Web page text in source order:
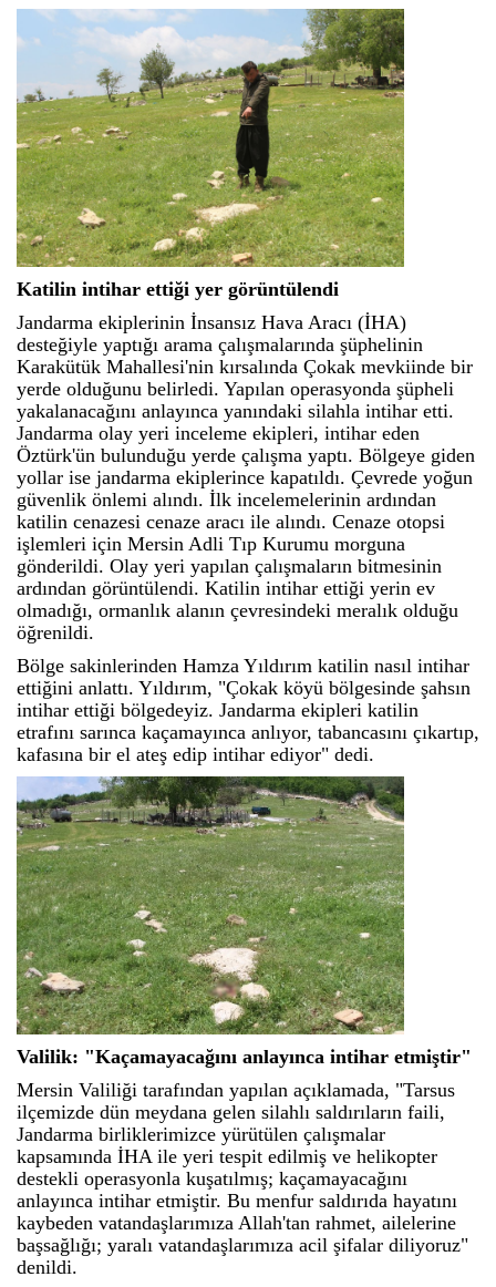
Katilin intihar ettiği yer görüntülendi
Jandarma ekiplerinin İnsansız Hava Aracı (İHA)
desteğiyle yaptığı arama çalışmalarında şüphelinin
Karakütük Mahallesi'nin kırsalında Çokak mevkiinde bir
yerde olduğunu belirledi. Yapılan operasyonda şüpheli
yakalanacağını anlayınca yanındaki silahla intihar etti.
Jandarma olay yeri inceleme ekipleri, intihar eden
Öztürk'ün bulunduğu yerde çalışma yaptı. Bölgeye giden
yollar ise jandarma ekiplerince kapatıldı. Çevrede yoğun
güvenlik önlemi alındı. İlk incelemelerinin ardından
katilin cenazesi cenaze aracı ile alındı. Cenaze otopsi
işlemleri için Mersin Adli Tıp Kurumu morguna
gönderildi. Olay yeri yapılan çalışmaların bitmesinin
ardından görüntülendi. Katilin intihar ettiği yerin ev
olmadığı, ormanlık alanın çevresindeki meralık olduğu
öğrenildi.
Bölge sakinlerinden Hamza Yıldırım katilin nasıl intihar
ettiğini anlattı. Yıldırım, "Çokak köyü bölgesinde şahsın
intihar ettiği bölgedeyiz. Jandarma ekipleri katilin
etrafını sarınca kaçamayınca anlıyor, tabancasını çıkartıp,
kafasına bir el ateş edip intihar ediyor" dedi.
Valilik: "Kaçamayacağını anlayınca intihar etmiştir"
Mersin Valiliği tarafından yapılan açıklamada, "Tarsus
ilçemizde dün meydana gelen silahlı saldırıların faili,
Jandarma birliklerimizce yürütülen çalışmalar
kapsamında İHA ile yeri tespit edilmiş ve helikopter
destekli operasyonla kuşatılmış; kaçamayacağını
anlayınca intihar etmiştir. Bu menfur saldırıda hayatını
kaybeden vatandaşlarımıza Allah'tan rahmet, ailelerine
başsağlığı; yaralı vatandaşlarımıza acil şifalar diliyoruz"
denildi.